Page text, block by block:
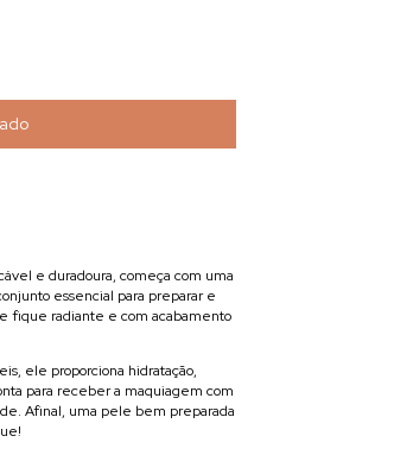
e duradoura, começa com uma
essencial para preparar e
fique radiante e com acabamento
ele proporciona hidratação,
para receber a maquiagem com
Afinal, uma pele bem preparada